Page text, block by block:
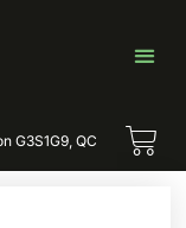
G3S1G9, QC